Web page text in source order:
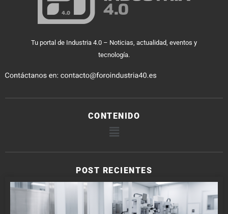
Tu portal de Industria 4.0 – Noticias, actualidad, eventos y
tecnología.
CONTENIDO
POST RECIENTES